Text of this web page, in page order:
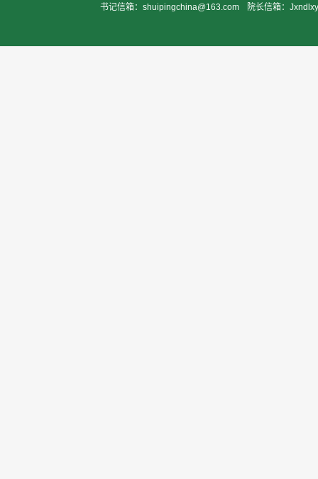
书记信箱：shuipingchina@163.com
院长信箱：